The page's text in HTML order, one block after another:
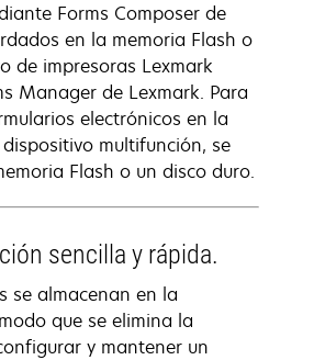
Forms Composer de
en la memoria Flash o
de impresoras Lexmark
Manager de Lexmark. Para
electrónicos en la
multifunción, se
Flash o un disco duro.
sencilla y rápida.
se almacenan en la
que se elimina la
y mantener un